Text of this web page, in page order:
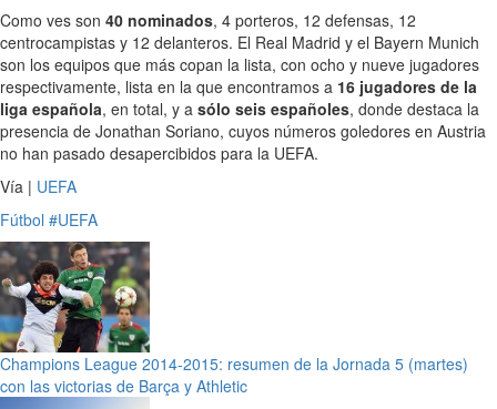
Como ves son 40 nominados, 4 porteros, 12 defensas, 12
centrocampistas y 12 delanteros. El Real Madrid y el Bayern Munich
son los equipos que más copan la lista, con ocho y nueve jugadores
respectivamente, lista en la que encontramos a 16 jugadores de la
liga española, en total, y a sólo seis españoles, donde destaca la
presencia de Jonathan Soriano, cuyos números goledores en Austria
no han pasado desapercibidos para la UEFA.
Vía | UEFA
Fútbol #UEFA
Champions League 2014-2015: resumen de la Jornada 5 (martes)
con las victorias de Barça y Athletic